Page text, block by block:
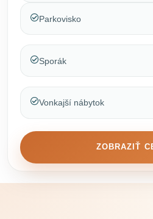
Parkovisko
Sporák
Vonkajší nábytok
ZOBRAZIŤ